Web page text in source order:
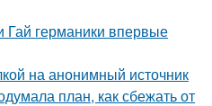
Гай германики впервые
на анонимный источник
план, как сбежать от